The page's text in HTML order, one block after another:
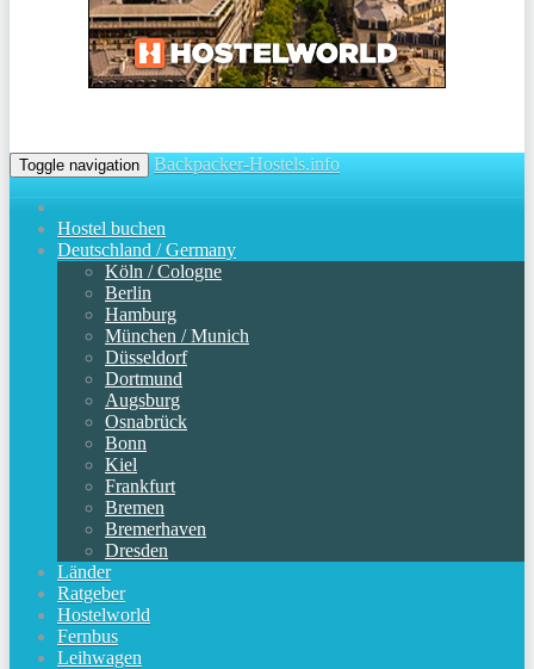
Toggle navigation Backpacker-Hostels.info
Hostel buchen
Deutschland / Germany
Köln / Cologne
Berlin
Hamburg
München / Munich
Düsseldorf
Dortmund
Augsburg
Osnabrück
Bonn
Kiel
Frankfurt
Bremen
Bremerhaven
Dresden
Länder
Ratgeber
Hostelworld
Fernbus
Leihwagen